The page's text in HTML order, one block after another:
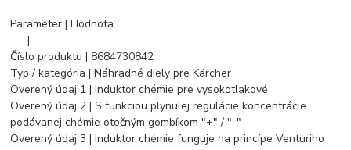
Parameter | Hodnota
--- | ---
Číslo produktu | 8684730842
Typ / kategória | Náhradné diely pre Kärcher
Overený údaj 1 | Induktor chémie pre vysokotlakové
Overený údaj 2 | S funkciou plynulej regulácie koncentrácie
podávanej chémie otočným gombíkom "+" / "-"
Overený údaj 3 | Induktor chémie funguje na princípe Venturiho